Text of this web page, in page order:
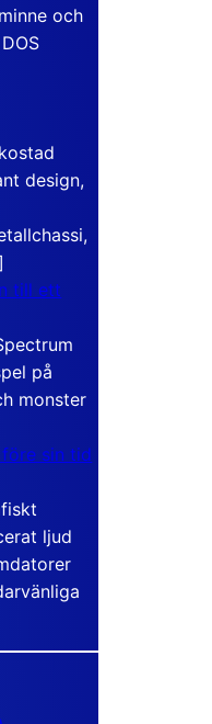
och
design,
till ett
på
monster
sin tid
ljud